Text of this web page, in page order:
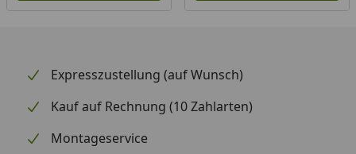
Expresszustellung (auf Wunsch)
Kauf auf Rechnung (10 Zahlarten)
Montageservice